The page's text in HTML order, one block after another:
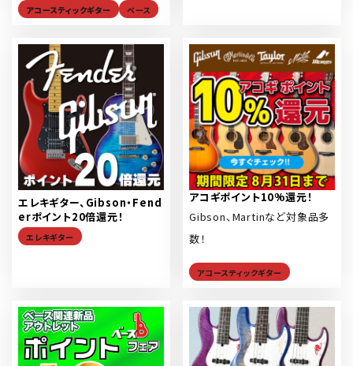
アコースティックギター
ベース
エレキギター、Gibson・Fend
erポイント20倍還元！
エレキギター
アコギポイント10%還元！
Gibson、Martinなど対象品多
数！
アコースティックギター